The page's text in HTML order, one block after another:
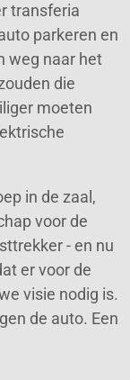
transferia
parkeren en
weg naar het
die
moeten
in de zaal,
voor de
- en nu
er voor de
visie nodig is.
de auto. Een